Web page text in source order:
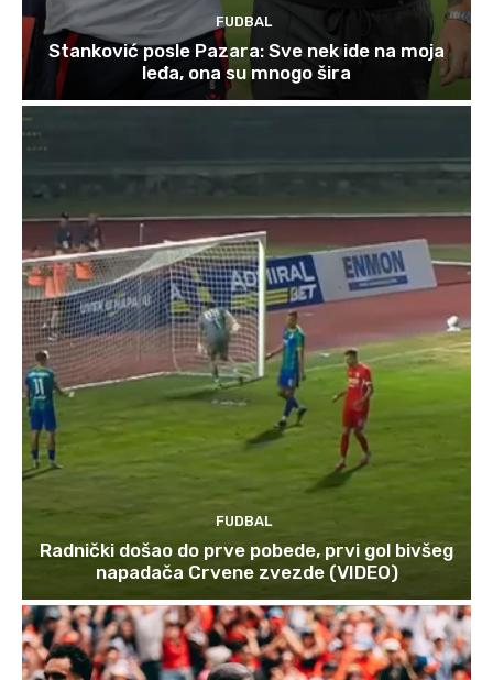
FUDBAL
Stanković posle Pazara: Sve nek ide na moja
leđa, ona su mnogo šira
FUDBAL
Radnički došao do prve pobede, prvi gol bivšeg
napadača Crvene zvezde (VIDEO)